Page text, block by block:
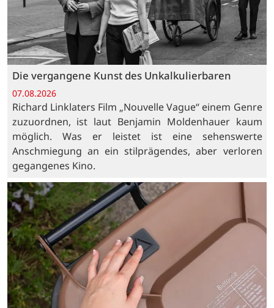
Die vergangene Kunst des Unkalkulierbaren
07.08.2026
Richard Linklaters Film „Nouvelle Vague“ einem Genre
zuzuordnen, ist laut Benjamin Moldenhauer kaum
möglich. Was er leistet ist eine sehenswerte
Anschmiegung an ein stilprägendes, aber verloren
gegangenes Kino.